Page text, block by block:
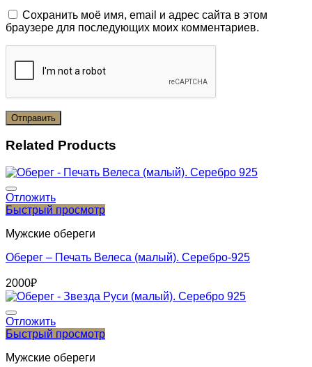
Сохранить моё имя, email и адрес сайта в этом
браузере для последующих моих комментариев.
Related Products
Отложить
Быстрый просмотр
Мужские обереги
Оберег – Печать Велеса (малый). Серебро-925
2000₽
Отложить
Быстрый просмотр
Мужские обереги